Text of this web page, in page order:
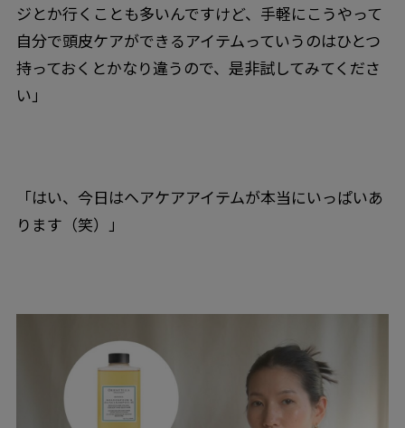
ジとか行くことも多いんですけど、手軽にこうやって
自分で頭皮ケアができるアイテムっていうのはひとつ
持っておくとかなり違うので、是非試してみてくださ
い」
「はい、今日はヘアケアアイテムが本当にいっぱいあ
ります（笑）」